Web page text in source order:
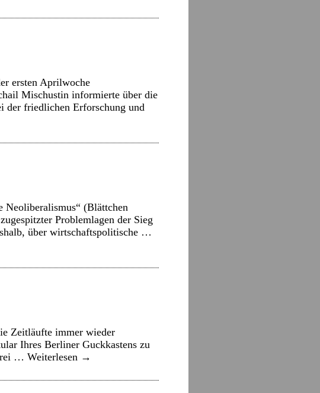
ersten Aprilwoche
Mischustin informierte über die
der friedlichen Erforschung und
Neoliberalismus“ (Blättchen
Problemlagen der Sieg
über wirtschaftspolitische …
Zeitläufte immer wieder
Ihres Berliner Guckkastens zu
… Weiterlesen →